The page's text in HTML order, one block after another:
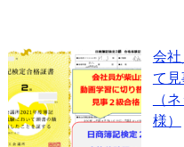
会社
て見
（
様）